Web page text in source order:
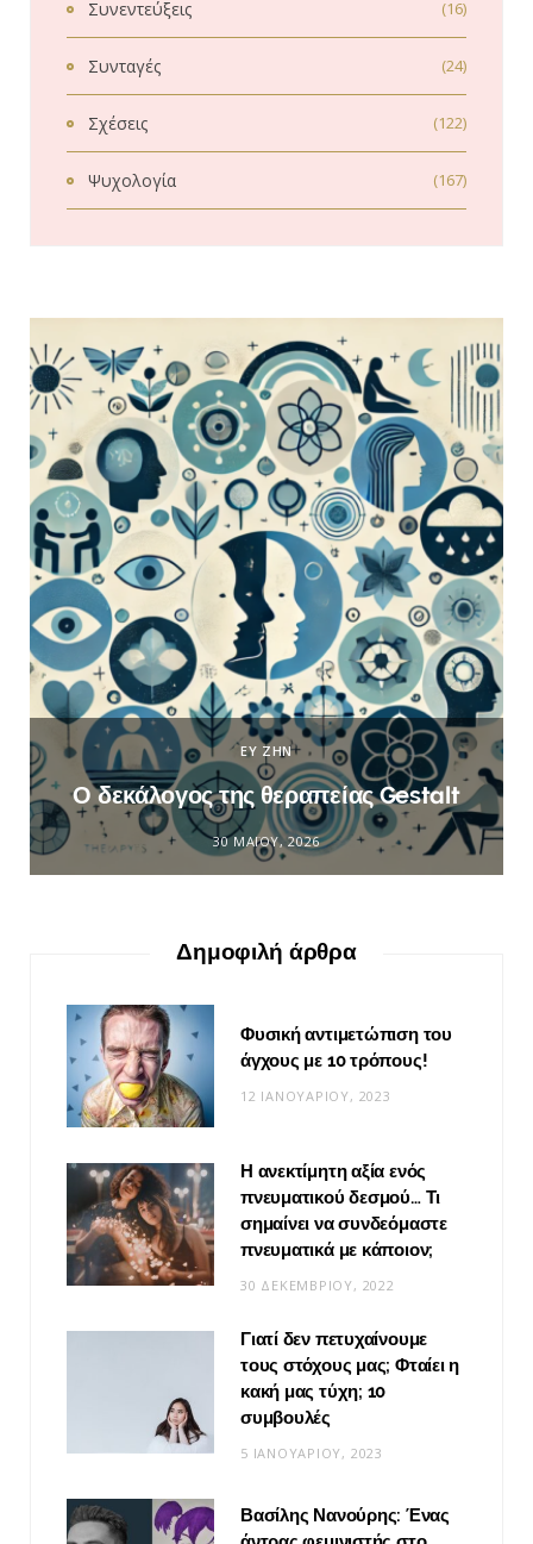
Συνεντεύξεις (16)
Συνταγές (24)
Σχέσεις (122)
Ψυχολογία (167)
ΕΥ ΖΗΝ
Ο δεκάλογος της θεραπείας Gestalt
30 ΜΑΪ́ΟΥ, 2026
Δημοφιλή άρθρα
Φυσική αντιμετώπιση του
άγχους με 10 τρόπους!
12 ΙΑΝΟΥΑΡΊΟΥ, 2023
Η ανεκτίμητη αξία ενός
πνευματικού δεσμού… Τι
σημαίνει να συνδεόμαστε
πνευματικά με κάποιον;
30 ΔΕΚΕΜΒΡΊΟΥ, 2022
Γιατί δεν πετυχαίνουμε
τους στόχους μας; Φταίει η
κακή μας τύχη; 10
συμβουλές
5 ΙΑΝΟΥΑΡΊΟΥ, 2023
Βασίλης Νανούρης: Ένας